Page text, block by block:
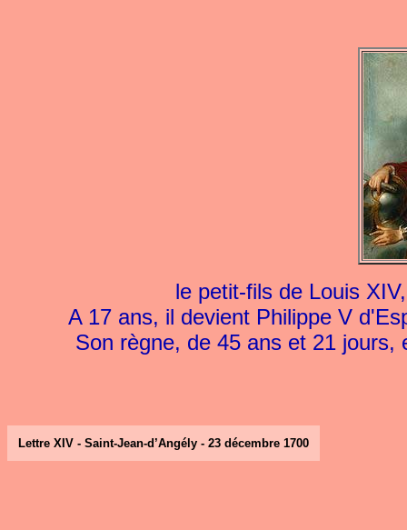
le petit-fils de Louis
A 17 ans, il devient Philippe V
Son règne, de 45 ans et 21 jours,
Lettre XIV - Saint-Jean-d’Angély - 23 décembre 1700